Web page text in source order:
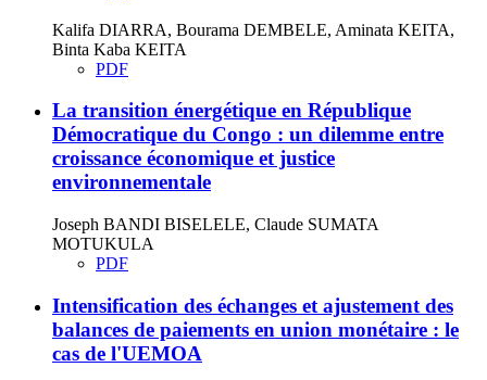
Kalifa DIARRA, Bourama DEMBELE, Aminata KEITA,
Binta Kaba KEITA
PDF
La transition énergétique en République
Démocratique du Congo : un dilemme entre
croissance économique et justice
environnementale
Joseph BANDI BISELELE, Claude SUMATA
MOTUKULA
PDF
Intensification des échanges et ajustement des
balances de paiements en union monétaire : le
cas de l'UEMOA